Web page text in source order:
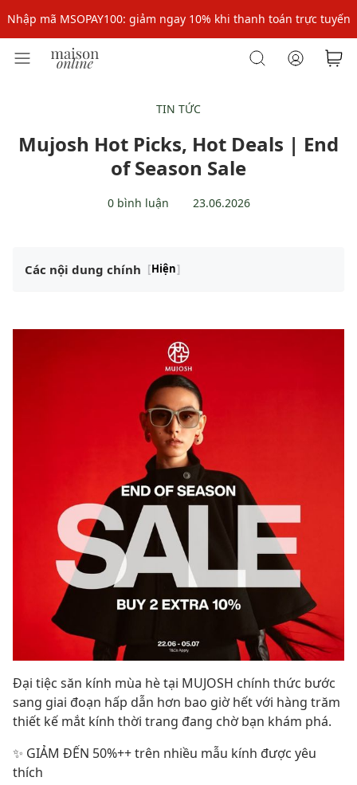
Nhập mã: MSOXINCHAO - Giảm 10% đơn đầu cho thành viên mới!
Nhập mã MSOPAY100: giảm ngay 10% khi thanh toán trực tuyến
TIN TỨC
Mujosh Hot Picks, Hot Deals | End
of Season Sale
0 bình luận 23.06.2026
Các nội dung chính [Hiện]
Đại tiệc săn kính mùa hè tại MUJOSH chính thức bước
sang giai đoạn hấp dẫn hơn bao giờ hết với hàng trăm
thiết kế mắt kính thời trang đang chờ bạn khám phá.
✨ GIẢM ĐẾN 50%++ trên nhiều mẫu kính được yêu
thích